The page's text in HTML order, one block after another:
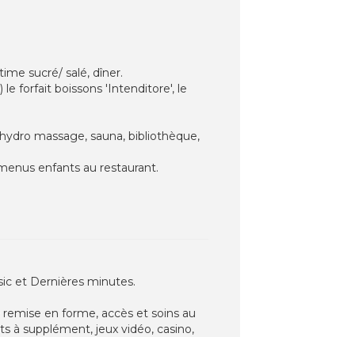
sucré/ salé, dîner.
le forfait boissons 'Intenditore', le
massage, sauna, bibliothèque,
enfants au restaurant.
et Dernières minutes.
en forme, accès et soins au
à supplément, jeux vidéo, casino,